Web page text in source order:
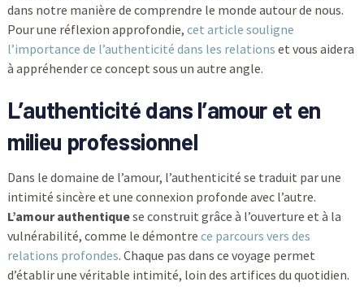
dans notre manière de comprendre le monde autour de nous.
Pour une réflexion approfondie, cet article souligne
l’importance de l’authenticité dans les relations et vous aidera
à appréhender ce concept sous un autre angle.
L’authenticité dans l’amour et en
milieu professionnel
Dans le domaine de l’amour, l’authenticité se traduit par une
intimité sincère et une connexion profonde avec l’autre.
L’amour authentiquese construit grâce à l’ouverture et à la
vulnérabilité, comme le démontre ce parcours vers des
relations profondes. Chaque pas dans ce voyage permet
d’établir une véritable intimité, loin des artifices du quotidien.